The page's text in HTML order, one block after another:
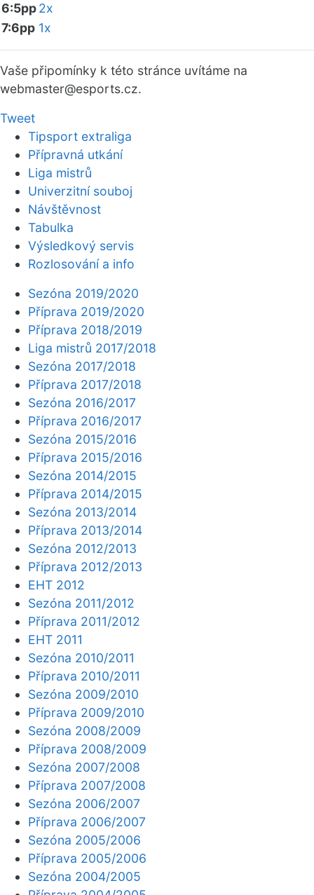
6:5pp2x
7:6pp 1x
Vaše připomínky k této stránce uvítáme na
webmaster@esports.cz.
Tweet
Tipsport extraliga
Přípravná utkání
Liga mistrů
Univerzitní souboj
Návštěvnost
Tabulka
Výsledkový servis
Rozlosování a info
Sezóna 2019/2020
Příprava 2019/2020
Příprava 2018/2019
Liga mistrů 2017/2018
Sezóna 2017/2018
Příprava 2017/2018
Sezóna 2016/2017
Příprava 2016/2017
Sezóna 2015/2016
Příprava 2015/2016
Sezóna 2014/2015
Příprava 2014/2015
Sezóna 2013/2014
Příprava 2013/2014
Sezóna 2012/2013
Příprava 2012/2013
EHT 2012
Sezóna 2011/2012
Příprava 2011/2012
EHT 2011
Sezóna 2010/2011
Příprava 2010/2011
Sezóna 2009/2010
Příprava 2009/2010
Sezóna 2008/2009
Příprava 2008/2009
Sezóna 2007/2008
Příprava 2007/2008
Sezóna 2006/2007
Příprava 2006/2007
Sezóna 2005/2006
Příprava 2005/2006
Sezóna 2004/2005